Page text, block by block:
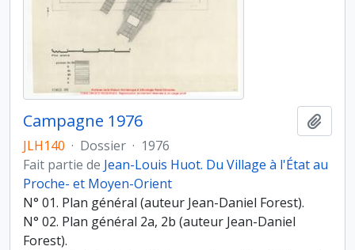
Campagne 1976
JLH140 · Dossier · 1976
Fait partie de Jean-Louis Huot. Du Village à l'État au
Proche- et Moyen-Orient
N° 01. Plan général (auteur Jean-Daniel Forest).
N° 02. Plan général 2a, 2b (auteur Jean-Daniel
Forest).